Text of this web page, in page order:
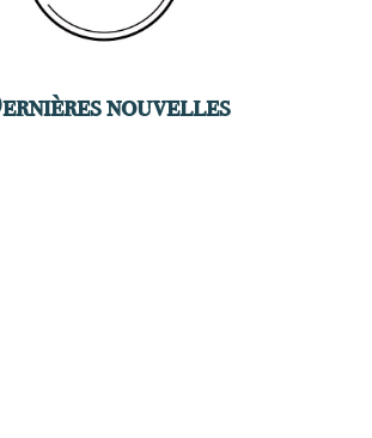
nouvelles